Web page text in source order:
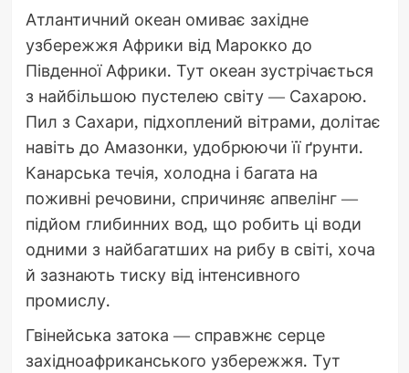
Атлантичний океан омиває західне
узбережжя Африки від Марокко до
Південної Африки. Тут океан зустрічається
з найбільшою пустелею світу — Сахарою.
Пил з Сахари, підхоплений вітрами, долітає
навіть до Амазонки, удобрюючи її ґрунти.
Канарська течія, холодна і багата на
поживні речовини, спричиняє апвелінг —
підйом глибинних вод, що робить ці води
одними з найбагатших на рибу в світі, хоча
й зазнають тиску від інтенсивного
промислу.
Гвінейська затока — справжнє серце
західноафриканського узбережжя. Тут